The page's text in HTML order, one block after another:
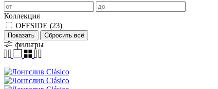
Коллекция
OFFSIDE (23)
Показать
фильтры